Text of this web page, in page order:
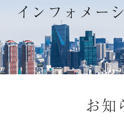
インフォメー
お知